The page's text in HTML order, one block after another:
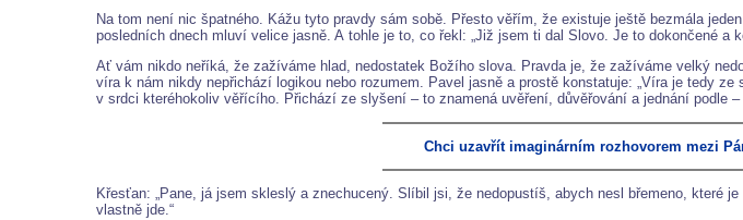
Na tom není nic špatného. Kážu tyto pravdy sám sobě. Přesto věřím, že existuje ještě bezmála
posledních dnech mluví velice jasně. A tohle je to, co řekl: „Již jsem ti dal Slovo. Je to dokončené a
Ať vám nikdo neříká, že zažíváme hlad, nedostatek Božího slova. Pravda je, že zažíváme velký
víra k nám nikdy nepřichází logikou nebo rozumem. Pavel jasně a prostě konstatuje: „Víra je tedy
v srdci kteréhokoliv věřícího. Přichází ze slyšení – to znamená uvěření, důvěřování a jednání podle
Chci uzavřít imaginárním rozhovorem mezi
Křesťan: „Pane, já jsem skleslý a znechucený. Slíbil jsi, že nedopustíš, abych nesl břemeno,
vlastně jde.“